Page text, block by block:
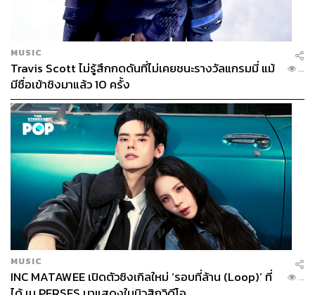
MUSIC
Travis Scott ไม่รู้สึกกดดันที่ไม่เคยชนะรางวัลแกรมมี่ แม้
มีชื่อเข้าชิงมาแล้ว 10 ครั้ง
...
MUSIC
INC MATAWEE เปิดตัวซิงเกิลใหม่ ‘รอบที่ล้าน (Loop)’ ที่
...